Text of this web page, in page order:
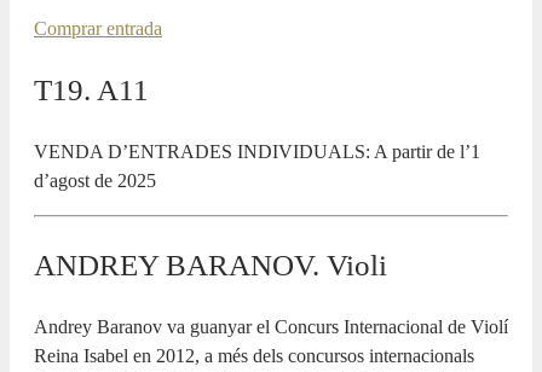
Comprar entrada
T19. A11
VENDA D’ENTRADES INDIVIDUALS: A partir de l’1
d’agost de 2025
ANDREY BARANOV. Violi
Andrey Baranov va guanyar el Concurs Internacional de Violí
Reina Isabel en 2012, a més dels concursos internacionals